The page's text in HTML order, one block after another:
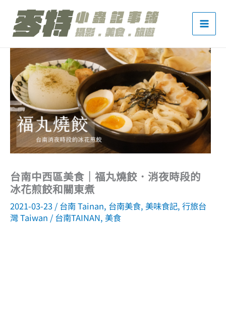
台南中西區美食｜福丸燒餃．消夜時段的
冰花煎餃和關東煮
2021-03-23 / 台南 Tainan, 台南美食, 美味食記, 行旅台
灣 Taiwan / 台南TAINAN, 美食